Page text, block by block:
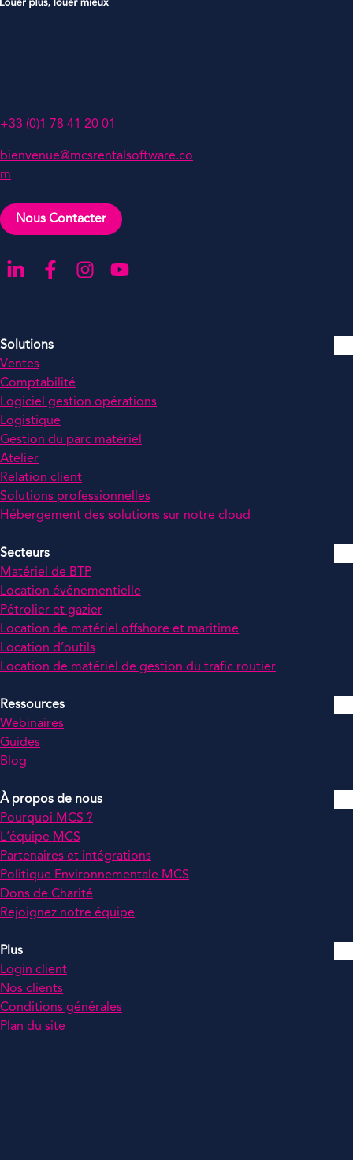
+33 (0)1 78 41 20 01
bienvenue@mcsrentalsoftware.co
m
Nous Contacter
Aller sur notre page LinkedIn
Aller sur notre page Facebook
Aller sur notre compte Instagram
Aller sur notre chaîne YouTube
Solutions
Ventes
Comptabilité
Logiciel gestion opérations
Logistique
Gestion du parc matériel
Atelier
Relation client
Solutions professionnelles
Hébergement des solutions sur notre cloud
Secteurs
Matériel de BTP
Location événementielle
Pétrolier et gazier
Location de matériel offshore et maritime
Location d’outils
Location de matériel de gestion du trafic routier
Ressources
Webinaires
Guides
Blog
À propos de nous
Pourquoi MCS ?
L’équipe MCS
Partenaires et intégrations
Politique Environnementale MCS
Dons de Charité
Rejoignez notre équipe
Plus
Login client
Nos clients
Conditions générales
Plan du site